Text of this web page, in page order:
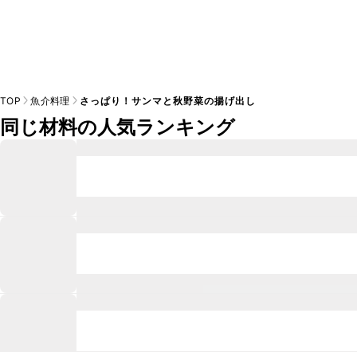
TOP 魚介料理 さっぱり！サンマと秋野菜の揚げ出し
同じ材料の人気ランキング